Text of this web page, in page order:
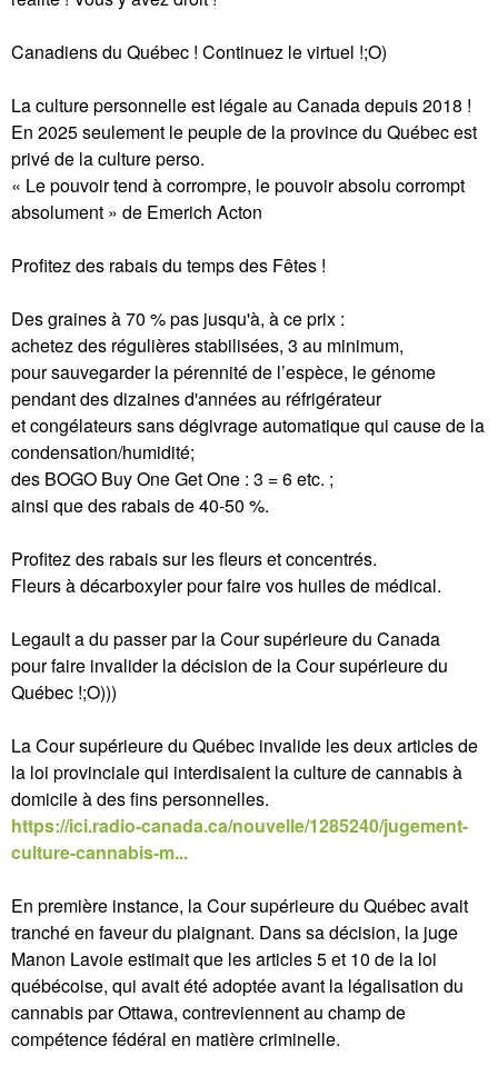
Canadiens du Québec ! Continuez le virtuel !;O)
La culture personnelle est légale au Canada depuis 2018 !
En 2025 seulement le peuple de la province du Québec est
privé de la culture perso.
« Le pouvoir tend à corrompre, le pouvoir absolu corrompt
absolument » de Emerich Acton
Profitez des rabais du temps des Fêtes !
Des graines à 70 % pas jusqu'à, à ce prix :
achetez des régulières stabilisées, 3 au minimum,
pour sauvegarder la pérennité de l’espèce, le génome
pendant des dizaines d'années au réfrigérateur
et congélateurs sans dégivrage automatique qui cause de la
condensation/humidité;
des BOGO Buy One Get One : 3 = 6 etc. ;
ainsi que des rabais de 40-50 %.
Profitez des rabais sur les fleurs et concentrés.
Fleurs à décarboxyler pour faire vos huiles de médical.
Legault a du passer par la Cour supérieure du Canada
pour faire invalider la décision de la Cour supérieure du
Québec !;O)))
La Cour supérieure du Québec invalide les deux articles de
la loi provinciale qui interdisaient la culture de cannabis à
domicile à des fins personnelles.
https://ici.radio-canada.ca/nouvelle/1285240/jugement-
culture-cannabis-m...
En première instance, la Cour supérieure du Québec avait
tranché en faveur du plaignant. Dans sa décision, la juge
Manon Lavoie estimait que les articles 5 et 10 de la loi
québécoise, qui avait été adoptée avant la légalisation du
cannabis par Ottawa, contreviennent au champ de
compétence fédéral en matière criminelle.